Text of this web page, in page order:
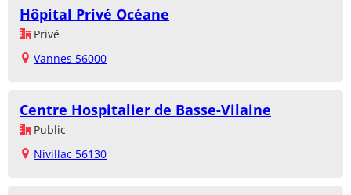
Hôpital Privé Océane
Privé
Vannes 56000
Centre Hospitalier de Basse-Vilaine
Public
Nivillac 56130